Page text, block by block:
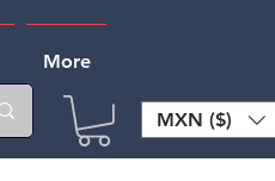
More
MXN ($)